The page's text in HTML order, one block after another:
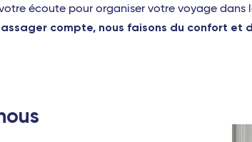
écoute pour organiser votre voyage dans
compte, nous faisons du confort et